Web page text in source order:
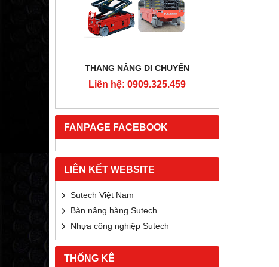
THANG NÂNG DI CHUYỂN
Liên hệ: 0909.325.459
FANPAGE FACEBOOK
LIÊN KẾT WEBSITE
Sutech Việt Nam
Bàn nâng hàng Sutech
Nhựa công nghiệp Sutech
THỐNG KÊ